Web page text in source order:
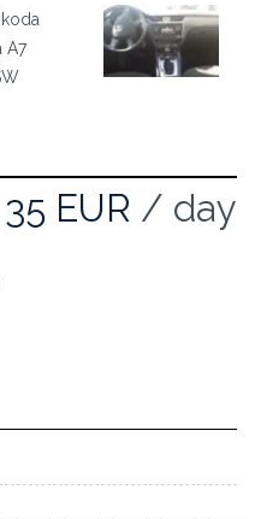
35 EUR / day